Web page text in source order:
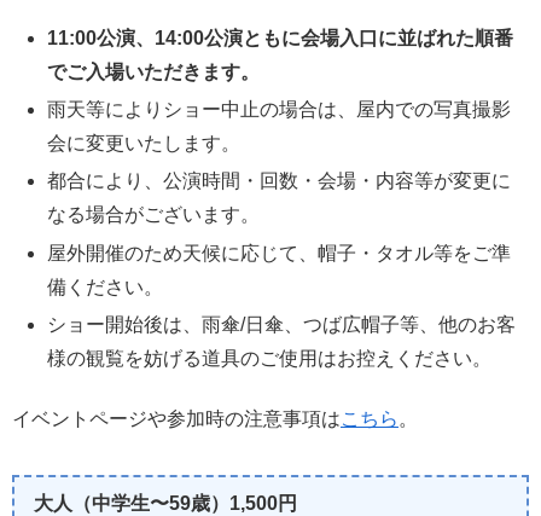
11:00公演、14:00公演ともに会場入口に並ばれた順番
でご入場いただきます。
雨天等によりショー中止の場合は、屋内での写真撮影
会に変更いたします。
都合により、公演時間・回数・会場・内容等が変更に
なる場合がございます。
屋外開催のため天候に応じて、帽子・タオル等をご準
備ください。
ショー開始後は、雨傘/日傘、つば広帽子等、他のお客
様の観覧を妨げる道具のご使用はお控えください。
イベントページや参加時の注意事項はこちら 。
大人（中学生〜59歳）1,500円